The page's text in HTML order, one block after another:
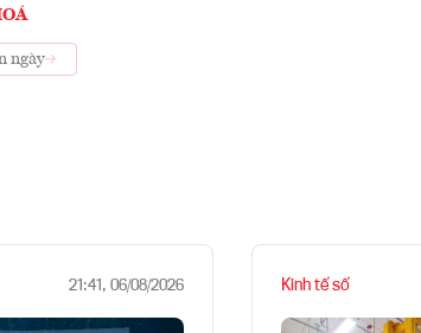
ngày
21:41, 06/08/2026 Kinh tế số